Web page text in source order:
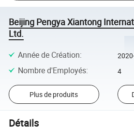
Beijing Pengya Xiantong
Ltd.
Année de Création:
Nombre d'Employés: 4
Plus de produits
Détails